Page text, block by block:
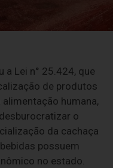
a Lei n° 25.424, que
de produtos
humana,
o
da cachaça
possuem
no estado.